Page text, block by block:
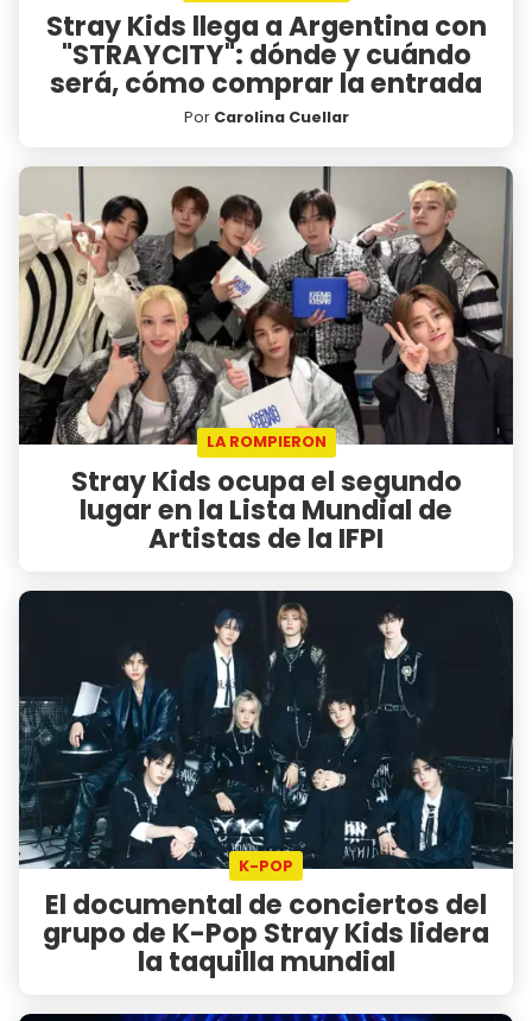
Stray Kids llega a Argentina con
"STRAYCITY": dónde y cuándo
será, cómo comprar la entrada
Por Carolina Cuellar
LA ROMPIERON
Stray Kids ocupa el segundo
lugar en la Lista Mundial de
Artistas de la IFPI
K-POP
El documental de conciertos del
grupo de K-Pop Stray Kids lidera
la taquilla mundial